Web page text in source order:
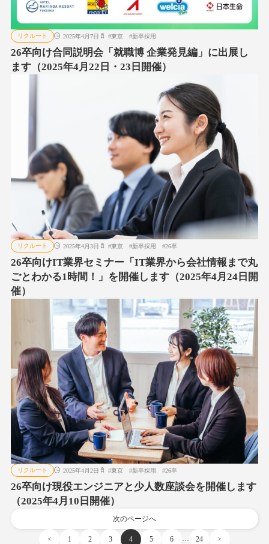
リクルート 2025年4月7日 #東京 #新卒採用
26卒向け合同説明会「就職博 企業発見編」に出展し
ます（2025年4月22日・23日開催）
リクルート 2025年4月3日 #東京 #新卒採用 #26卒
26卒向けIT業界セミナー「IT業界から会社情報まで丸
ごとわかる1時間！」を開催します（2025年4月24日開
催）
リクルート 2025年4月2日 #東京 #新卒採用 #26卒
26卒向け現役エンジニアと少人数座談会を開催します
（2025年4月10日開催）
次のページへ
< 1 2 3 4 5 6 … 24 >